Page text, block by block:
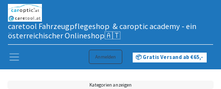
caretool Fahrzeugpflegeshop & caroptic academy - ein
österreichischer Onlineshop🇦🇹
Anmelden 📦 Gratis Versand ab €65,-
Kategorien anzeigen